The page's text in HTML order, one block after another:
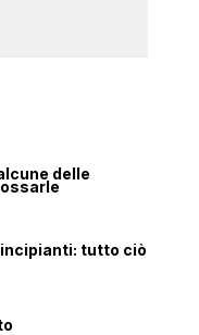
delle
tutto ciò